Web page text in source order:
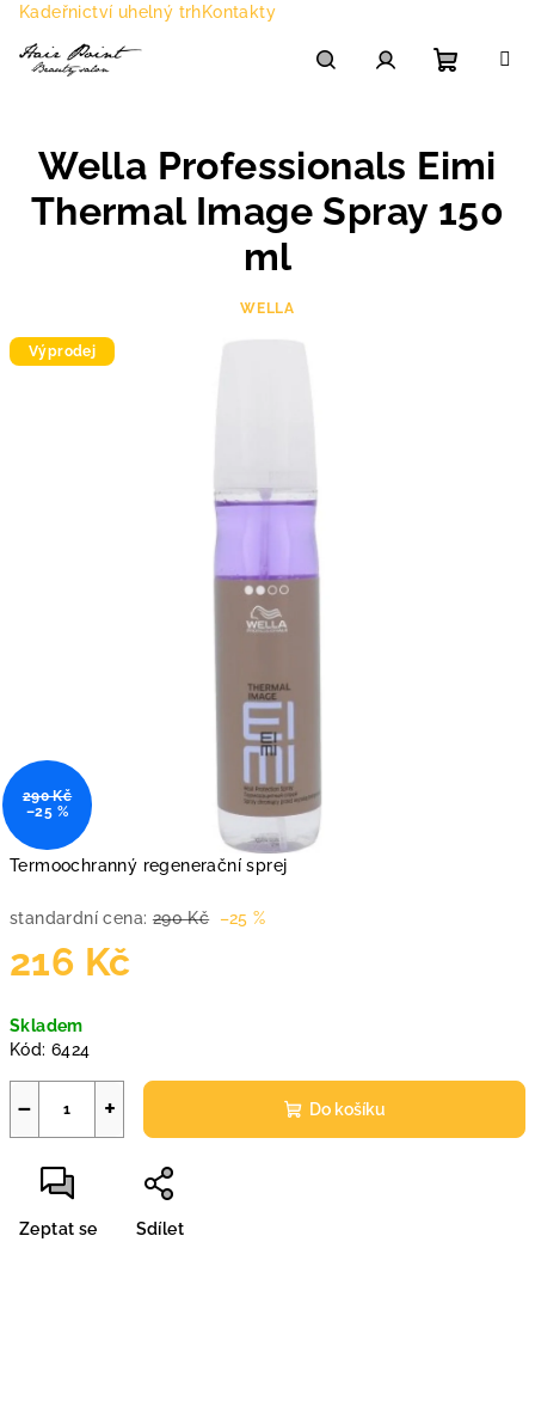
Přejít
obsah
Kadeřnictví uhelný trhKontakty
košík
Termoochranný regenerační sprej
standardní cena: 290 Kč –25 %
216 Kč
cena:
Skladem
Kód: 6424
+
− Do košíku
Zeptat se Sdílet
Wella Professionals Eimi
Thermal Image Spray 150
ml
WELLA
Výprodej
290 Kč
–25 %